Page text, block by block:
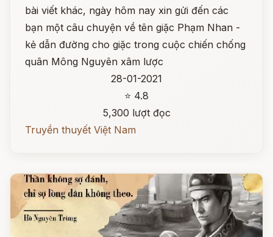
bài viết khác, ngày hôm nay xin gửi đến các
bạn một câu chuyện về tên giặc Phạm Nhan -
kẻ dẫn đường cho giặc trong cuộc chiến chống
quân Mông Nguyên xâm lược
28-01-2021
⭐ 4.8
5,300 lượt đọc
Truyền thuyết Việt Nam